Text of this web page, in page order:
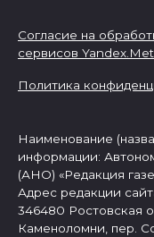
Согласие на
сервисов
Политика
Наименование
информации:
(АНО) «Редакция
Адрес редакции
346480 Ростовская
Каменоломни, пер.